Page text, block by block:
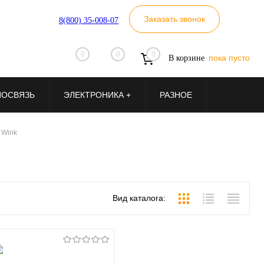
8(800) 35-008-07 Заказать звонок
0 0 0 В корзине пока пусто
ЭЛЕКТРОНИКА + РАЗНОЕ
Wink
Вид каталога: